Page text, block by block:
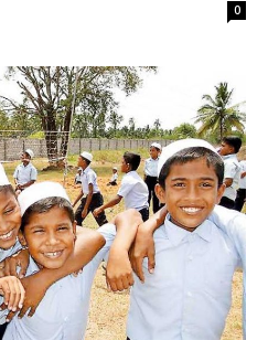
0